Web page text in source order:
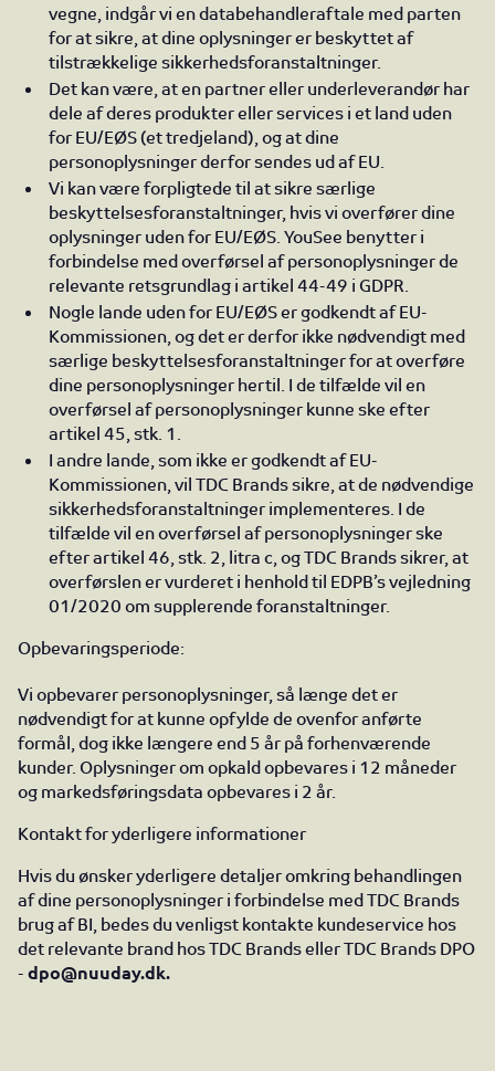
vegne, indgår vi en databehandleraftale med parten
for at sikre, at dine oplysninger er beskyttet af
tilstrækkelige sikkerhedsforanstaltninger.
Det kan være, at en partner eller underleverandør har
dele af deres produkter eller services i et land uden
for EU/EØS (et tredjeland), og at dine
personoplysninger derfor sendes ud af EU.
Vi kan være forpligtede til at sikre særlige
beskyttelsesforanstaltninger, hvis vi overfører dine
oplysninger uden for EU/EØS. YouSee benytter i
forbindelse med overførsel af personoplysninger de
relevante retsgrundlag i artikel 44-49 i GDPR.
Nogle lande uden for EU/EØS er godkendt af EU-
Kommissionen, og det er derfor ikke nødvendigt med
særlige beskyttelsesforanstaltninger for at overføre
dine personoplysninger hertil. I de tilfælde vil en
overførsel af personoplysninger kunne ske efter
artikel 45, stk. 1.
I andre lande, som ikke er godkendt af EU-
Kommissionen, vil TDC Brands sikre, at de nødvendige
sikkerhedsforanstaltninger implementeres. I de
tilfælde vil en overførsel af personoplysninger ske
efter artikel 46, stk. 2, litra c, og TDC Brands sikrer, at
overførslen er vurderet i henhold til EDPB’s vejledning
01/2020 om supplerende foranstaltninger.
Opbevaringsperiode:
Vi opbevarer personoplysninger, så længe det er
nødvendigt for at kunne opfylde de ovenfor anførte
formål, dog ikke længere end 5 år på forhenværende
kunder. Oplysninger om opkald opbevares i 12 måneder
og markedsføringsdata opbevares i 2 år.
Kontakt for yderligere informationer
Hvis du ønsker yderligere detaljer omkring behandlingen
af dine personoplysninger i forbindelse med TDC Brands
brug af BI, bedes du venligst kontakte kundeservice hos
det relevante brand hos TDC Brands eller TDC Brands DPO
- dpo@nuuday.dk.